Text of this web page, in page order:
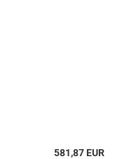
581,87 EUR